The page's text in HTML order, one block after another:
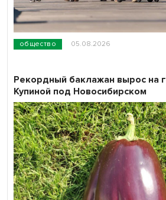
общество 05.08.2026
Рекордный баклажан вырос на
Купиной под Новосибирском